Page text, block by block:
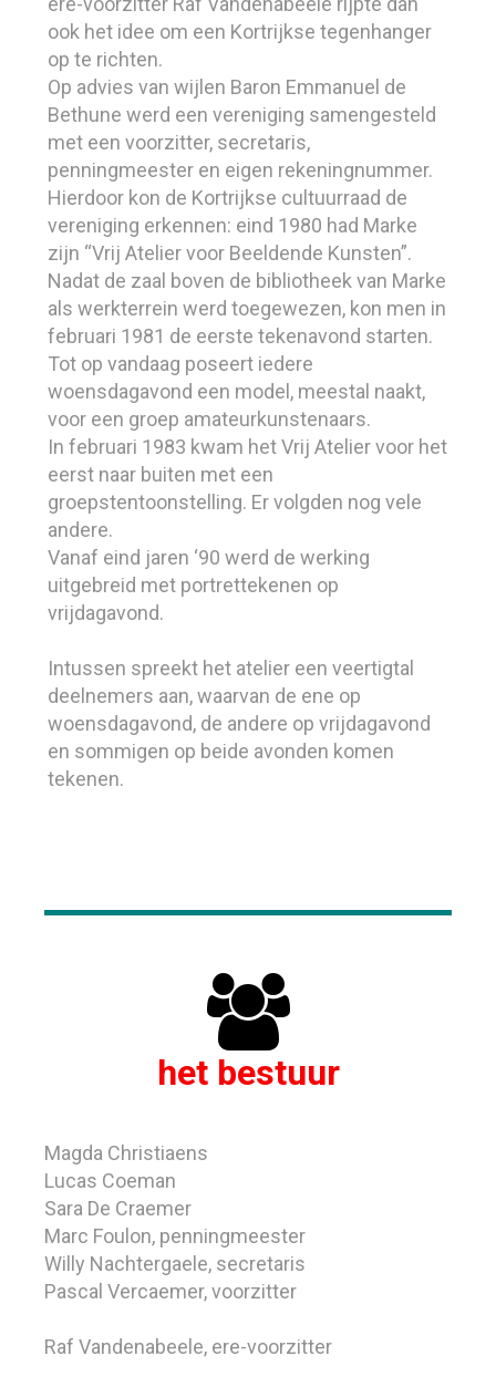
ook het idee om een Kortrijkse tegenhanger
op te richten.
Op advies van wijlen Baron Emmanuel de
Bethune werd een vereniging samengesteld
met een voorzitter, secretaris,
penningmeester en eigen rekeningnummer.
Hierdoor kon de Kortrijkse cultuurraad de
vereniging erkennen: eind 1980 had Marke
zijn “Vrij Atelier voor Beeldende Kunsten”.
Nadat de zaal boven de bibliotheek van Marke
als werkterrein werd toegewezen, kon men in
februari 1981 de eerste tekenavond starten.
Tot op vandaag poseert iedere
woensdagavond een model, meestal naakt,
voor een groep amateurkunstenaars.
In februari 1983 kwam het Vrij Atelier voor het
eerst naar buiten met een
groepstentoonstelling. Er volgden nog vele
andere.
Vanaf eind jaren ‘90 werd de werking
uitgebreid met portrettekenen op
vrijdagavond.
Intussen spreekt het atelier een veertigtal
deelnemers aan, waarvan de ene op
woensdagavond, de andere op vrijdagavond
en sommigen op beide avonden komen
tekenen.

het bestuur
Magda Christiaens
Lucas Coeman
Sara De Craemer
Marc Foulon, penningmeester
Willy Nachtergaele, secretaris
Pascal Vercaemer, voorzitter
Raf Vandenabeele, ere-voorzitter